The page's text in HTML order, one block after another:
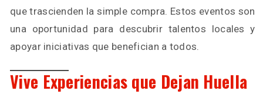
que trascienden la simple compra. Estos eventos son
una oportunidad para descubrir talentos locales y
apoyar iniciativas que benefician a todos.
Vive Experiencias que Dejan Huella